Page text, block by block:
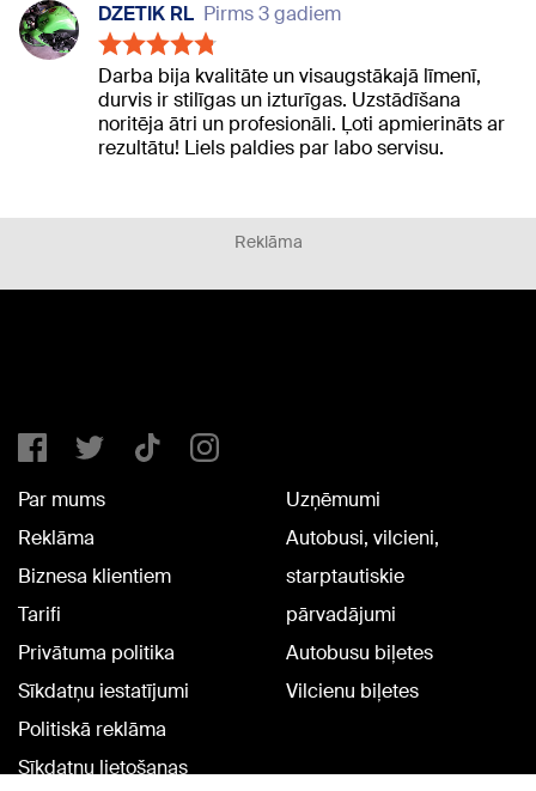
DZETIK RL Pirms 3 gadiem
Darba bija kvalitāte un visaugstākajā līmenī,
durvis ir stilīgas un izturīgas. Uzstādīšana
noritēja ātri un profesionāli. Ļoti apmierināts ar
rezultātu! Liels paldies par labo servisu.
Reklāma
Par mums
Reklāma
Biznesa klientiem
Tarifi
Privātuma politika
Sīkdatņu iestatījumi
Politiskā reklāma
Sīkdatņu lietošanas
Uzņēmumi
Autobusi, vilcieni,
starptautiskie
pārvadājumi
Autobusu biļetes
Vilcienu biļetes